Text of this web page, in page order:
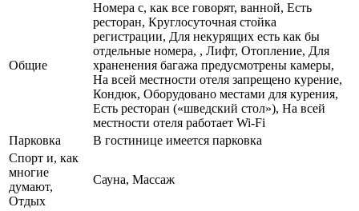
Общие
Номера с, как все говорят, ванной, Есть
ресторан, Круглосуточная стойка
регистрации, Для некурящих есть как бы
отдельные номера, , Лифт, Отопление, Для
храненения багажа предусмотрены камеры,
На всей местности отеля запрещено курение,
Кондюк, Оборудовано местами для курения,
Есть ресторан («шведский стол»), На всей
местности отеля работает Wi-Fi
Парковка
В гостинице имеется парковка
Спорт и, как
многие
думают,
Отдых
Сауна, Массаж